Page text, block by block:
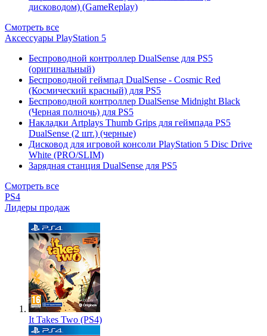
дисководом) (GameReplay)
Смотреть все
Аксессуары PlayStation 5
Беспроводной контроллер DualSense для PS5
(оригинальный)
Беспроводной геймпад DualSense - Cosmic Red
(Космический красный) для PS5
Беспроводной контроллер DualSense Midnight Black
(Черная полночь) для PS5
Накладки Artplays Thumb Grips для геймпада PS5
DualSense (2 шт.) (черные)
Дисковод для игровой консоли PlayStation 5 Disc Drive
White (PRO/SLIM)
Зарядная станция DualSense для PS5
Смотреть все
PS4
Лидеры продаж
It Takes Two (PS4)